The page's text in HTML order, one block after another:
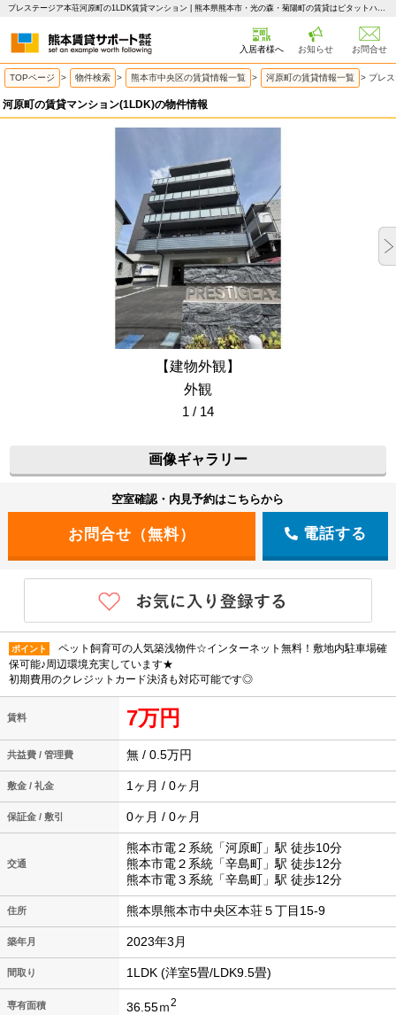
プレステージア本荘河原町の1LDK賃貸マンション | 熊本県熊本市・光の森・菊陽町の賃貸はピタットハウス 熊本賃貸サポート
入居者様へ お知らせ お問合せ
TOPページ > 物件検索 > 熊本市中央区の賃貸情報一覧 > 河原町の賃貸情報一覧 > プレ
河原町の賃貸マンション(1LDK)の物件情報
【建物外観】
外観
1 / 14
画像ギャラリー
空室確認・内見予約はこちらから
電話する
ポイント
ペット飼育可の人気築浅物件☆インターネット無料！敷地内駐車場確
保可能♪周辺環境充実しています★
初期費用のクレジットカード決済も対応可能です◎
賃料 7万円
共益費 / 管理費 無 / 0.5万円
敷金 / 礼金 1ヶ月 / 0ヶ月
保証金 / 敷引 0ヶ月 / 0ヶ月
交通
熊本市電２系統「河原町」駅 徒歩10分
熊本市電２系統「辛島町」駅 徒歩12分
熊本市電３系統「辛島町」駅 徒歩12分
住所 熊本県熊本市中央区本荘５丁目15-9
築年月 2023年3月
間取り 1LDK (洋室5畳/LDK9.5畳)
専有面積 36.55ｍ2